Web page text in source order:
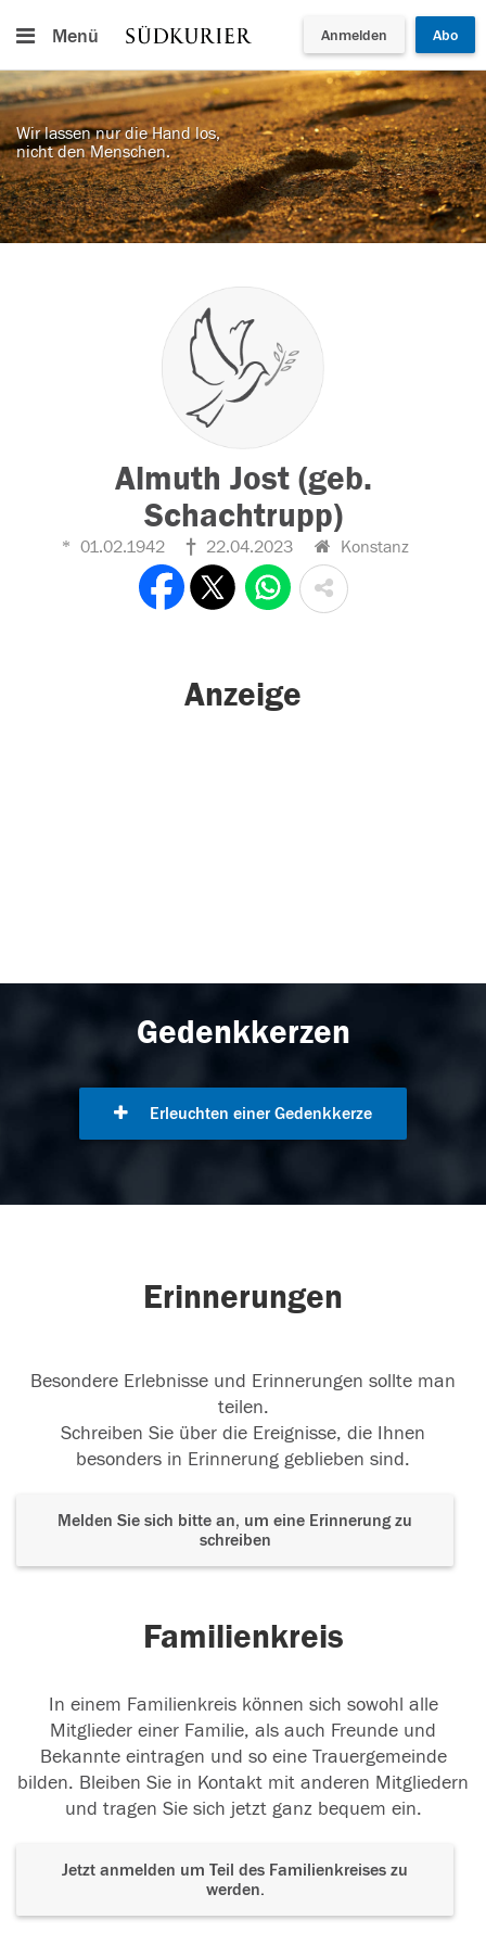
Menü Anmelden Abo
Wir lassen nur die Hand los,
nicht den Menschen.
Almuth Jost (geb.
Schachtrupp)
01.02.1942 22.04.2023 Konstanz
Anzeige
Gedenkkerzen
Erleuchten einer Gedenkkerze
Erinnerungen
Besondere Erlebnisse und Erinnerungen sollte man
teilen.
Schreiben Sie über die Ereignisse, die Ihnen
besonders in Erinnerung geblieben sind.
Melden Sie sich bitte an, um eine Erinnerung zu
schreiben
Familienkreis
In einem Familienkreis können sich sowohl alle
Mitglieder einer Familie, als auch Freunde und
Bekannte eintragen und so eine Trauergemeinde
bilden. Bleiben Sie in Kontakt mit anderen Mitgliedern
und tragen Sie sich jetzt ganz bequem ein.
Jetzt anmelden um Teil des Familienkreises zu
werden.